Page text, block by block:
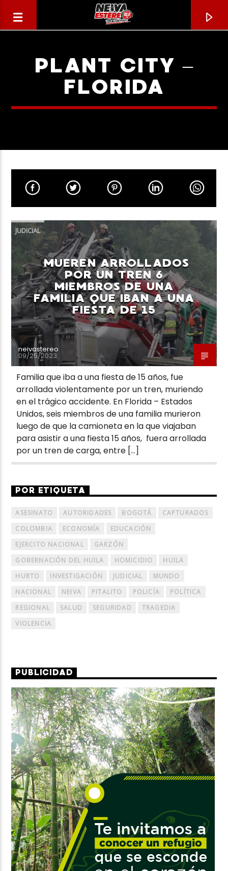
CANCIÓN ACTUAL
TÍTULO
ARTISTA
Neiva Estereo
PLANT CITY –
FLORIDA
JUDICIAL
MUEREN ARROLLADOS
POR UN TREN 6
MIEMBROS DE UNA
FAMILIA QUE IBAN A UNA
FIESTA DE 15
neivastereo
09/25/2023
Familia que iba a una fiesta de 15 años, fue
arrollada violentamente por un tren, muriendo
en el trágico accidente. En Florida – Estados
Unidos, seis miembros de una familia murieron
luego de que la camioneta en la que viajaban
para asistir a una fiesta 15 años, fuera arrollada
por un tren de carga, entre […]
POR ETIQUETA
ASESINATO AUTORIDADES BOGOTÁ
CAPTURADOS
COLOMBIA
ECONOMÍA
EDUCACIÓN
EJERCITO NACIONAL
GARZÓN
GOBERNACIÓN DEL HUILA
HOMICIDIO
HUILA
HURTO
INVESTIGACIÓN JUDICIAL
MUNDO
NACIONAL
NEIVA PITALITO POLICÍA
POLÍTICA
REGIONAL
SALUD SEGURIDAD
TRAGEDIA
VIOLENCIA
PUBLICIDAD